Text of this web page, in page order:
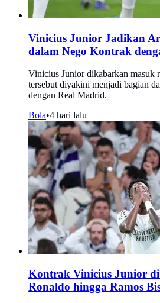
Vinicius Junior Jadikan
dalam Nego Kontrak
Vinicius Junior dikabarkan masuk
tersebut diyakini menjadi bagian
dengan Real Madrid.
Bola•4 hari lalu
Kontrak Vinicius Junior
Ronaldo hingga Ramos